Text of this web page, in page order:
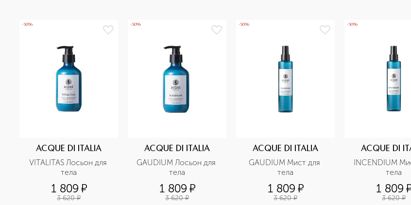
-50%
ACQUE DI ITALIA
VITALITAS Лосьон для
тела
1 809 ¤
3 620 ¤
-50%
ACQUE DI ITALIA
GAUDIUM Лосьон для
тела
1 809 ¤
3 620 ¤
-50%
ACQUE DI ITALIA
GAUDIUM Мист для
тела
1 809 ¤
3 620 ¤
-50%
ACQUE DI
INCENDIUM
тела
1 809
3 620 ¤